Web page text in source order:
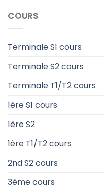
COURS
Terminale S1 cours
Terminale S2 cours
Terminale T1/T2 cours
1ère S1 cours
1ère S2
1ère T1/T2 cours
2nd S2 cours
3ème cours